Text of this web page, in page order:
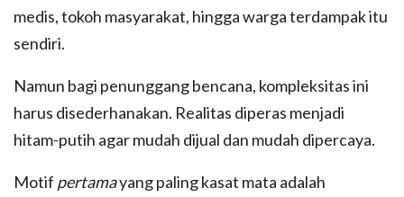
medis, tokoh masyarakat, hingga warga terdampak itu
sendiri.
Namun bagi penunggang bencana, kompleksitas ini
harus disederhanakan. Realitas diperas menjadi
hitam-putih agar mudah dijual dan mudah dipercaya.
Motif pertamayang paling kasat mata adalah